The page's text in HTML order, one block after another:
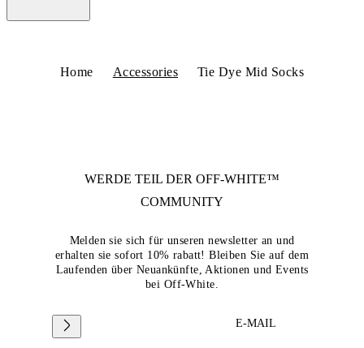
Home Accessories Tie Dye Mid Socks
WERDE TEIL DER OFF-WHITE™
COMMUNITY
Melden sie sich für unseren newsletter an und
erhalten sie sofort 10% rabatt! Bleiben Sie auf dem
Laufenden über Neuankünfte, Aktionen und Events
bei Off-White.
E-MAIL